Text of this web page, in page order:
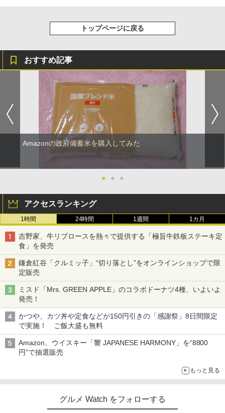
トップページに戻る
おすすめ記事
Amazonの政府備蓄米を購入してみた
● ● ●
アクセスランキング
1時間 24時間 1週間 1カ月
吉野家、牛リブロースを熱々で提供する「極旨牛鉄板ステーキ定
食」を発売
鎌倉紅谷「クルミッ子」“切り落とし”をオンラインショップで限
定販売
ミスド「Mrs. GREEN APPLE」のコラボドーナツ4種、いよいよ
発売！
かつや、カツ丼や定食などが150円引きの「感謝祭」8日間限定
で実施！ ご飯大盛も無料
Amazon、ウイスキー「響 JAPANESE HARMONY」を“8800
円”で抽選販売
もっと見る
グルメ Watch をフォローする